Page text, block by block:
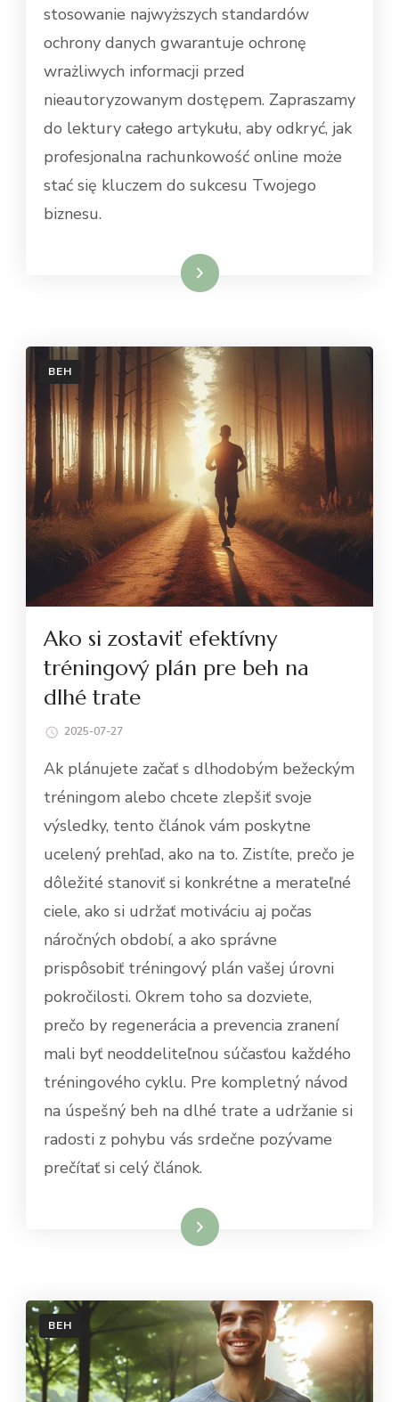
stosowanie najwyższych standardów
ochrony danych gwarantuje ochronę
wrażliwych informacji przed
nieautoryzowanym dostępem. Zapraszamy
do lektury całego artykułu, aby odkryć, jak
profesjonalna rachunkowość online może
stać się kluczem do sukcesu Twojego
biznesu.
Dowiedz się więcej
BEH
Ako si zostaviť efektívny
tréningový plán pre beh na
dlhé trate
2025-07-27
Ak plánujete začať s dlhodobým bežeckým
tréningom alebo chcete zlepšiť svoje
výsledky, tento článok vám poskytne
ucelený prehľad, ako na to. Zistíte, prečo je
dôležité stanoviť si konkrétne a merateľné
ciele, ako si udržať motiváciu aj počas
náročných období, a ako správne
prispôsobiť tréningový plán vašej úrovni
pokročilosti. Okrem toho sa dozviete,
prečo by regenerácia a prevencia zranení
mali byť neoddeliteľnou súčasťou každého
tréningového cyklu. Pre kompletný návod
na úspešný beh na dlhé trate a udržanie si
radosti z pohybu vás srdečne pozývame
prečítať si celý článok.
Dowiedz się więcej
BEH